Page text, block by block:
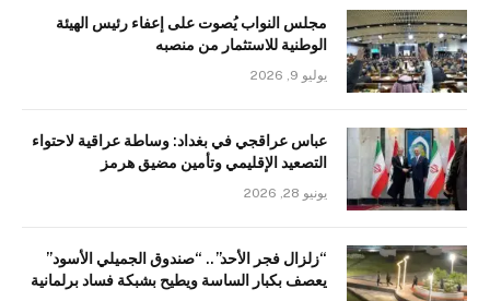
مجلس النواب يُصوت على إعفاء رئيس الهيئة
الوطنية للاستثمار من منصبه
يوليو 9, 2026
عباس عراقجي في بغداد: وساطة عراقية لاحتواء
التصعيد الإقليمي وتأمين مضيق هرمز
يونيو 28, 2026
“زلزال فجر الأحد”.. “صندوق الجميلي الأسود”
يعصف بكبار الساسة ويطيح بشبكة فساد برلمانية